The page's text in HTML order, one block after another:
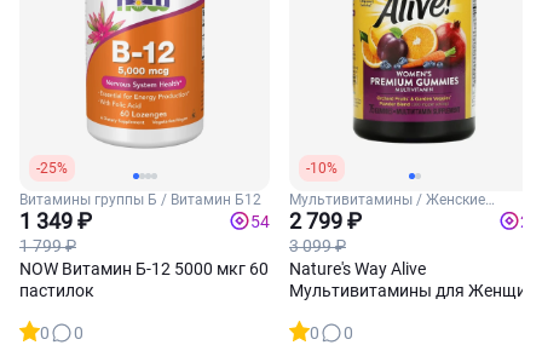
-25%
Витамины группы Б / Витамин Б12
1 349 ₽
1 799 ₽
54
NOW Витамин Б-12 5000 мкг 60
пастилок
0
0
-10%
Мультивитамины / Женские
витамины
2 799 ₽
3 099 ₽
28
Nature's Way Alive
Мультивитамины для Женщин
0
0